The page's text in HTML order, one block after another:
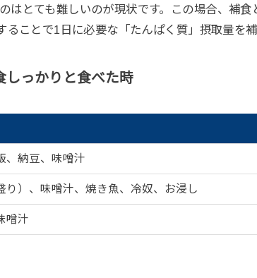
はとても難しいのが現状です。この場合、補
ることで1日に必要な「たんぱく質」摂取量を補
しっかりと食べた時
、納豆、味噌汁
り）、味噌汁、焼き魚、冷奴、お浸し
噌汁